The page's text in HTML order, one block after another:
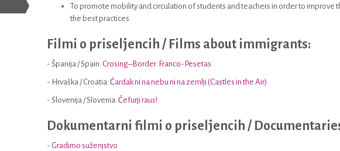
To promote mobility and circulation of students and teachers in order to improve
the best practices.
Filmi o priseljencih / Films about immigrants:
- Španija / Spain: Crosing–Border. Franco-Pesetas
- Hrvaška / Croatia: Čardak ni na nebu ni na zemlji (Castles in the Air)
- Slovenija / Slovenia: Čefurji raus!
Dokumentarni filmi o priseljencih /
- Gradimo suženjstvo